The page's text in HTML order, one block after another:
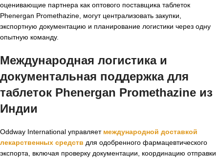
оценивающие партнера как оптового поставщика таблеток
Phenergan Promethazine, могут централизовать закупки,
экспортную документацию и планирование логистики через одну
опытную команду.
Международная логистика и
документальная поддержка для
таблеток Phenergan Promethazine из
Индии
Oddway International управляет международной доставкой
лекарственных средств для одобренного фармацевтического
экспорта, включая проверку документации, координацию отправки